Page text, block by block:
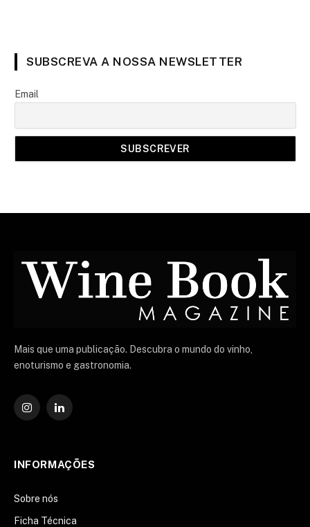
SUBSCREVA A NOSSA NEWSLETTER
Email
Mais que uma publicação. Descubra o mundo do vinho,
enoturismo e gastronomia.
Instagram
O
INFORMAÇÕES
Sobre nós
Ficha Técnica